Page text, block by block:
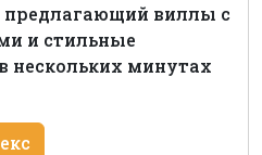
предлагающий виллы с
и стильные
нескольких минутах